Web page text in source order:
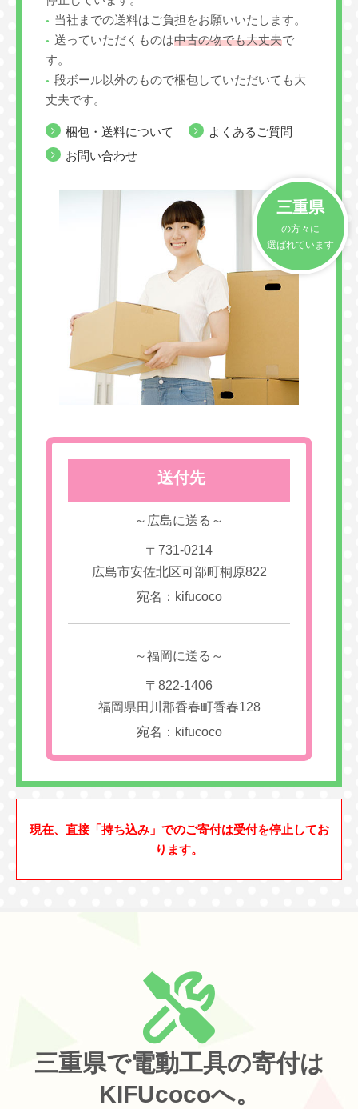
当社までの送料はご負担をお願いいたします。
送っていただくものは中古の物でも大丈夫で
す。
段ボール以外のもので梱包していただいても大
丈夫です。
梱包・送料について
よくあるご質問
お問い合わせ
三重県
の方々に
選ばれています
送付先
～広島に送る～
〒731-0214
広島市安佐北区可部町桐原822
宛名：kifucoco
～福岡に送る～
〒822-1406
福岡県田川郡香春町香春128
宛名：kifucoco
現在、直接「持ち込み」でのご寄付は受付を停止してお
ります。
三重県で電動工具の寄付は
KIFUcocoへ。